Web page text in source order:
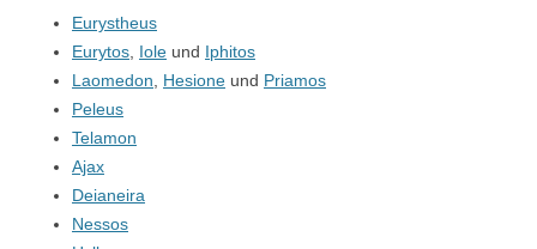
Eurystheus
Eurytos Iole und Iphitos
Laomedon
Hesione und Priamos
Peleus
Telamon
Ajax
Deianeira
Nessos